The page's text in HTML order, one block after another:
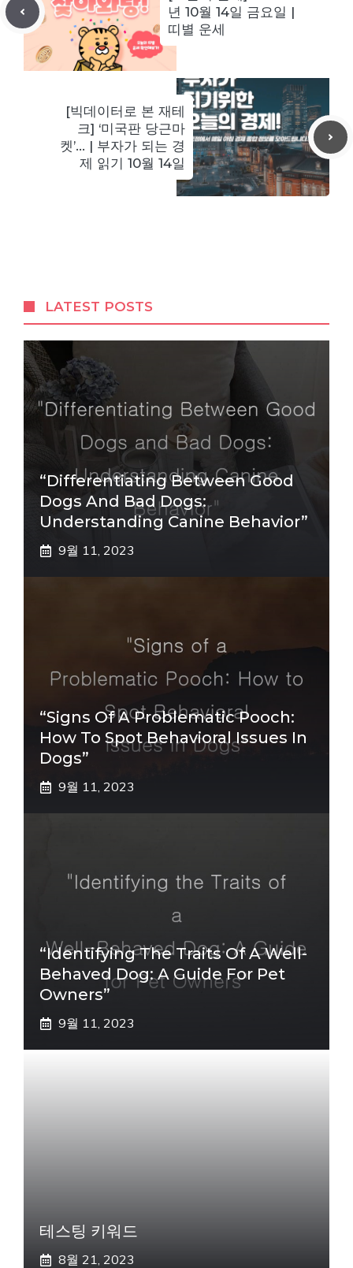
년 10월 14일 금요일 |
띠별 운세
[빅데이터로 본 재테
크] ‘미국판 당근마
켓’… | 부자가 되는 경
제 읽기 10월 14일
LATEST POSTS
“Differentiating Between Good
Dogs And Bad Dogs:
Understanding Canine Behavior”
9월 11, 2023
“Signs Of A Problematic Pooch:
How To Spot Behavioral Issues In
Dogs”
9월 11, 2023
“Identifying The Traits Of A Well-
Behaved Dog: A Guide For Pet
Owners”
9월 11, 2023
테스팅 키워드
8월 21, 2023